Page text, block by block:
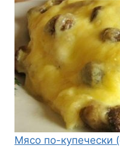
Мясо по-купечески